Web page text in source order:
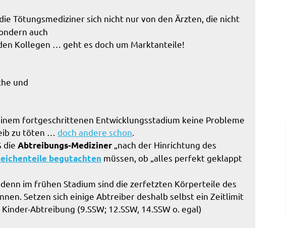
Tötungsmediziner sich nicht nur von den Ärzten, die nicht
auch
Kollegen … geht es doch um Marktanteile!
und
fortgeschrittenen Entwicklungsstadium keine Probleme
zu töten …doch andere schon
die Abtreibungs-Mediziner „nach der Hinrichtung des
begutachten müssen, ob „alles perfekt geklappt
im frühen Stadium sind die zerfetzten Körperteile des
Setzen sich einige Abtreiber deshalb selbst ein Zeitlimit
Abtreibung (9.SSW; 12.SSW, 14.SSW o. egal)